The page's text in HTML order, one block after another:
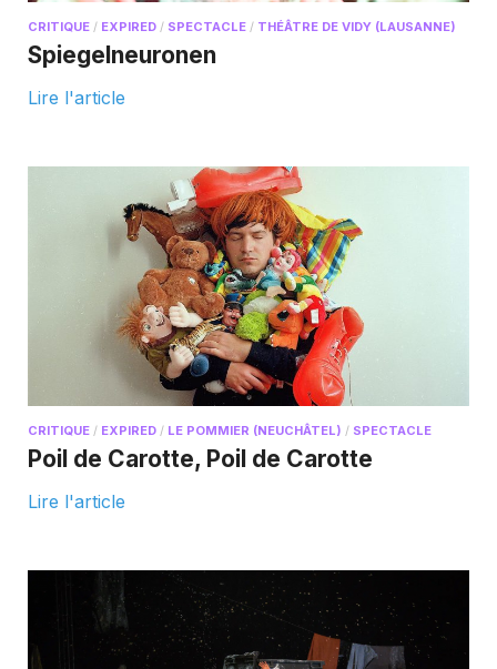
CRITIQUE / EXPIRED / SPECTACLE / THÉÂTRE DE VIDY (LAUSANNE)
Spiegelneuronen
Lire l'article
CRITIQUE / EXPIRED / LE POMMIER (NEUCHÂTEL) / SPECTACLE
Poil de Carotte, Poil de Carotte
Lire l'article